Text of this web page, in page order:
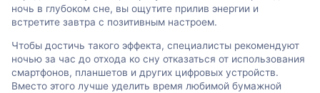
ночь в глубоком сне, вы ощутите прилив энергии и
встретите завтра с позитивным настроем.
Чтобы достичь такого эффекта, специалисты рекомендуют
ночью за час до отхода ко сну отказаться от использования
смартфонов, планшетов и других цифровых устройств.
Вместо этого лучше уделить время любимой бумажной